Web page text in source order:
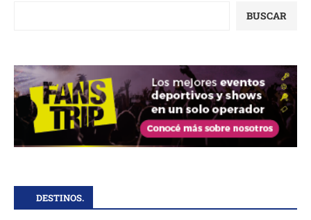
BUSCAR
DESTINOS.